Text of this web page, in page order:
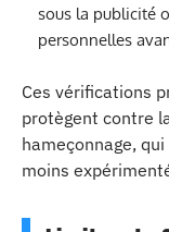
sous la publicité
personnelles
Ces vérifications
protègent contre
hameçonnage,
moins